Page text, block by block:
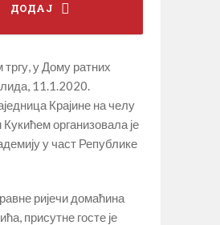
ДОДАЈ
у Дому ратних
11.1.2020.
Крајине на челу
организовала је
у част Републике
ријечи домаћина
присутне госте је